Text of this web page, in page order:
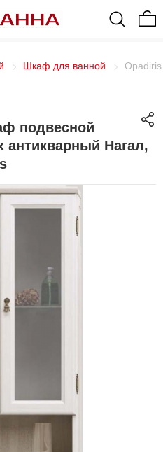
Шкаф для ванной
подвесной
антикварный Нагал,